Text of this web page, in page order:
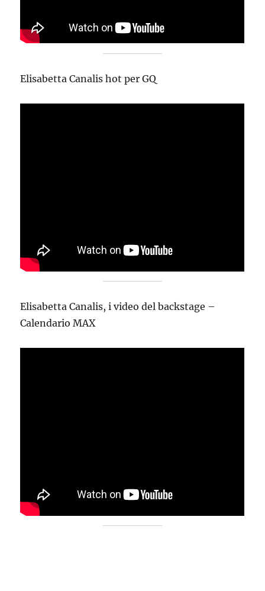
Elisabetta Canalis hot per GQ
Elisabetta Canalis, i video del backstage –
Calendario MAX